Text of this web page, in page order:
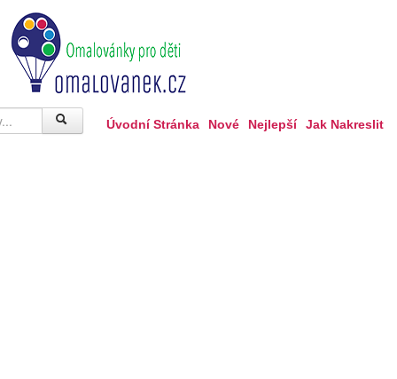
Úvodní Stránka Nové Nejlepší Jak Nakreslit